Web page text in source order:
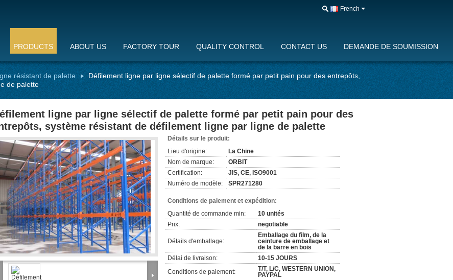
French
PRODUCTS ABOUT US FACTORY TOUR QUALITY CONTROL CONTACT US DEMANDE DE SOUMISSION
résistant de palette
Défilement ligne par ligne sélectif de palette formé par petit pain pour des entrepôts,
de palette
ligne par ligne sélectif de palette formé par petit pain pour des
système résistant de défilement ligne par ligne de palette
Détails sur le produit:
Lieu d'origine:
La Chine
Nom de marque:
ORBIT
Certification:
JIS, CE, ISO9001
Numéro de modèle:
SPR271280
Conditions de paiement et expédition:
Quantité de commande min:
10 unités
Prix:
negotiable
Détails d'emballage:
Emballage du film, de la
ceinture de emballage et
de la barre en bois
Délai de livraison:
10-15 JOURS
Conditions de paiement:
T/T, L/C, WESTERN UNION,
PAYPAL